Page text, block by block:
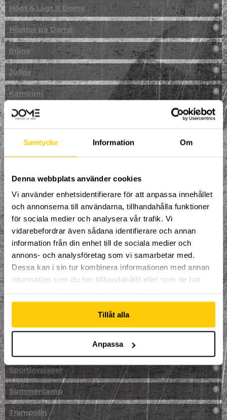
Samtycke Information Om
Denna webbplats använder cookies
Vi använder enhetsidentifierare för att anpassa innehållet
och annonserna till användarna, tillhandahålla funktioner
för sociala medier och analysera vår trafik. Vi
vidarebefordrar även sådana identifierare och annan
information från din enhet till de sociala medier och
annons- och analysföretag som vi samarbetar med.
Dessa kan i sin tur kombinera informationen med annan
information som du har tillhandahållit eller som de har
Tillåt alla
Anpassa
Högt & Lågt X Dome 0
Höstlov på Dome 0
Inline 0
Jullov 0
Kampanj 0
Kickbike 0
Klättring
LAN
Multisport
Mässa
NPF-Träning
Parkour
Påsk på Dome
Påsklovsläger 0
Skateboard 0
Sportlovsläger 0
Summercamp 0
Trampolin 0